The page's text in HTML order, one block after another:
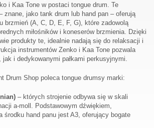
i Kaa Tone w postaci tongue drum. Te
znane, jako tank drum lub hand pan – oferują
brzmień (A, C, D, E, F, G), które zadowolą
miłośników i koneserów brzmienia. Dzięki
produkty te, idealnie nadają się do relaksacji i
instrumentów Zenko i Kaa Tone pozwala
jak i dedykowanymi pałkami perkusyjnymi.
Drum Shop poleca tongue drumsy marki:
– których strojenie odbywa się w skali
a-moll. Podstawowym dźwiękiem,
środku hand panu jest A3, oferujący bogate